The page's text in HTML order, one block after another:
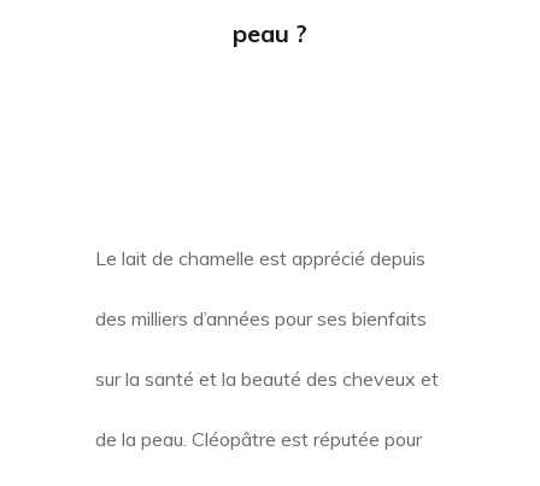
peau ?
Le lait de chamelle est apprécié depuis
des milliers d’années pour ses bienfaits
sur la santé et la beauté des cheveux et
de la peau. Cléopâtre est réputée pour